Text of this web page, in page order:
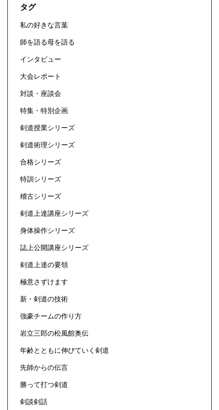
タグ
私の好きな言葉
師を語る母を語る
インタビュー
大会レポート
対談・座談会
特集・特別企画
剣道授業シリーズ
剣道術理シリーズ
合格シリーズ
特訓シリーズ
稽古シリーズ
剣道上達講座シリーズ
身体操作シリーズ
誌上公開講座シリーズ
剣道上達の要領
極意さずけます
新・剣道の技術
強豪チームの作り方
岩立三郎の松風館奥伝
年齢とともに伸びていく剣道
先師からの伝言
勝って打つ剣道
剣談剣話